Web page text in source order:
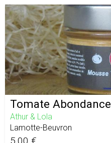
Tomate Abondance
Athur & Lola
Lamotte-Beuvron